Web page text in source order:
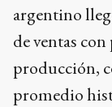
argentino
de ventas
producción,
promedio